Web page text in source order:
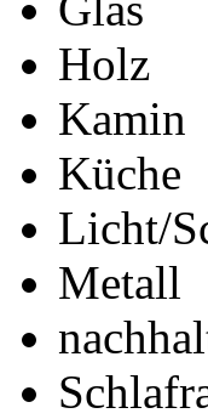
Holz
Kamin
Küche
Licht/
Metall